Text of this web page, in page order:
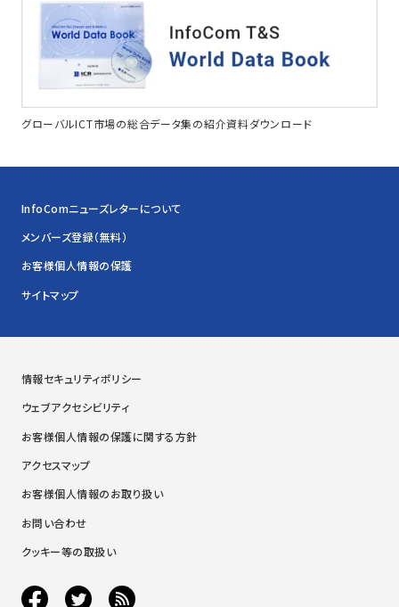
グローバルICT市場の総合データ集の紹介資料ダウンロード
InfoComニューズレターについて
メンバーズ登録（無料）
お客様個人情報の保護
サイトマップ
情報セキュリティポリシー
ウェブアクセシビリティ
お客様個人情報の保護に関する方針
アクセスマップ
お客様個人情報のお取り扱い
お問い合わせ
クッキー等の取扱い